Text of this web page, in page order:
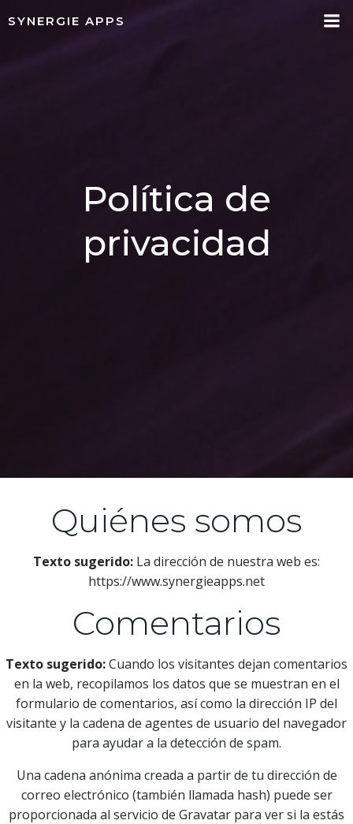
SYNERGIE APPS
Política de
privacidad
Quiénes somos
Texto sugerido: La dirección de nuestra web es:
https://www.synergieapps.net
Comentarios
Texto sugerido:Cuando los visitantes dejan comentarios
en la web, recopilamos los datos que se muestran en el
formulario de comentarios, así como la dirección IP del
visitante y la cadena de agentes de usuario del navegador
para ayudar a la detección de spam.
Una cadena anónima creada a partir de tu dirección de
correo electrónico (también llamada hash) puede ser
proporcionada al servicio de Gravatar para ver si la estás